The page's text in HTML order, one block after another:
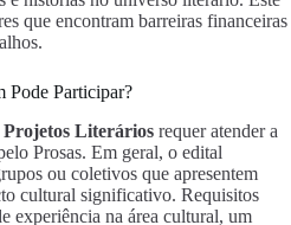
que encontram barreiras financeiras
Pode Participar?
Literários requer atender a
Prosas. Em geral, o edital
ou coletivos que apresentem
cultural significativo. Requisitos
experiência na área cultural, um